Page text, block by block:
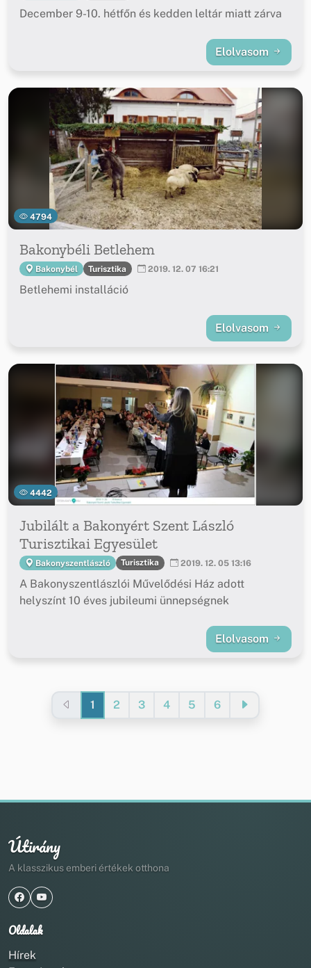
December 9-10. hétfőn és kedden leltár miatt zárva
Elolvasom
4794
Bakonybéli Betlehem
Bakonybél Turisztika 2019. 12. 07 16:21
Betlehemi installáció
Elolvasom
4442
Jubilált a Bakonyért Szent László
Turisztikai Egyesület
Bakonyszentlászló Turisztika 2019. 12. 05 13:16
A Bakonyszentlászlói Művelődési Ház adott
helyszínt 10 éves jubileumi ünnepségnek
Elolvasom
1 2 3 4 5 6
Útirány
A klasszikus emberi értékek otthona
Oldalak
Hírek